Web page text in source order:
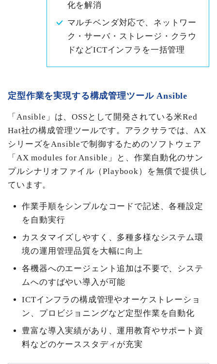
化を解消
マルチベンダ対応で、ネットワー
ク・サーバ・ストレージ・クラウ
ドなどICTインフラを一括管理
定型作業を実現する構成管理ツール Ansible
「Ansible」は、OSSとして開発されている米Red
Hat社の構成管理ツールです。アラクサラでは、AX
シリーズをAnsibleで制御するためのソフトウェア
「AX modules for Ansible」と、作業自動化のサン
プルシナリオファイル（Playbook）を無償で提供し
ています。
作業手順をシンプルなコードで記述、各種設定
を自動実行
カスタマイズしやすく、多種多様なシステム環
境の運用管理品質を大幅に向上
各機器へのエージェント追加は不要で、システ
ムへのすばやい導入が可能
ICTインフラの構成管理やオーケストレーショ
ン、プロビジョニングなど定型作業を自動化
豊富な導入実績があり、運用教育やサポート資
料などのケーススタディが充実